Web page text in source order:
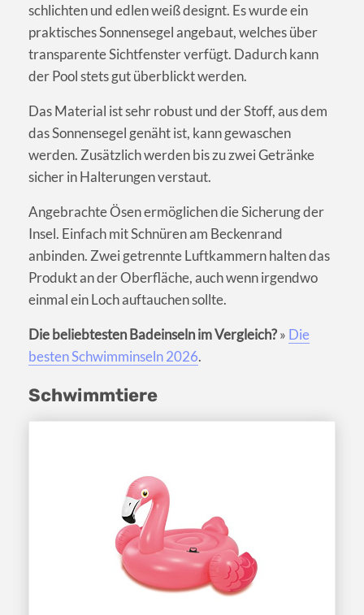
schlichten und edlen weiß designt. Es wurde ein
praktisches Sonnensegel angebaut, welches über
transparente Sichtfenster verfügt. Dadurch kann
der Pool stets gut überblickt werden.
Das Material ist sehr robust und der Stoff, aus dem
das Sonnensegel genäht ist, kann gewaschen
werden. Zusätzlich werden bis zu zwei Getränke
sicher in Halterungen verstaut.
Angebrachte Ösen ermöglichen die Sicherung der
Insel. Einfach mit Schnüren am Beckenrand
anbinden. Zwei getrennte Luftkammern halten das
Produkt an der Oberfläche, auch wenn irgendwo
einmal ein Loch auftauchen sollte.
Die beliebtesten Badeinseln im Vergleich?» Die
besten Schwimminseln 2026.
Schwimmtiere